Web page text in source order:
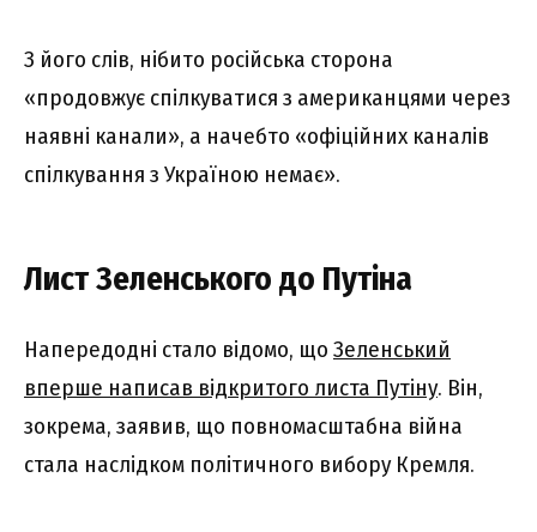
З його слів, нібито російська сторона
«продовжує спілкуватися з американцями через
наявні канали», а начебто «офіційних каналів
спілкування з Україною немає».
Лист Зеленського до Путіна
Напередодні стало відомо, що Зеленський
вперше написав відкритого листа Путіну. Він,
зокрема, заявив, що повномасштабна війна
стала наслідком політичного вибору Кремля.